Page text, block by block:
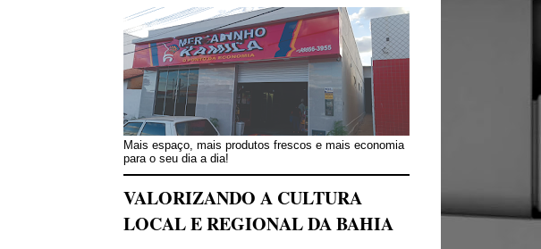
Mais espaço, mais produtos frescos e mais economia
para o seu dia a dia!
VALORIZANDO A CULTURA
LOCAL E REGIONAL DA BAHIA